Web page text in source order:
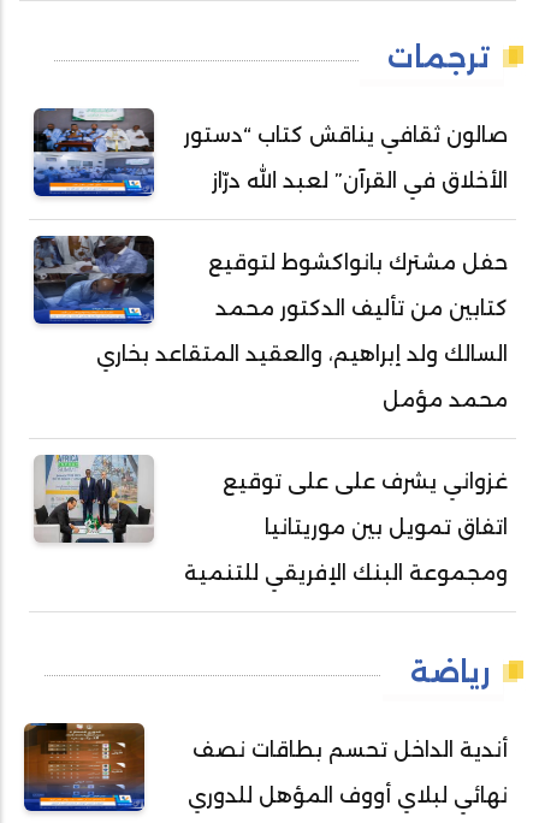
ترجمات
صالون ثقافي يناقش كتاب “دستور
الأخلاق في القرآن” لعبد الله درّاز
حفل مشترك بانواكشوط لتوقيع
كتابين من تأليف الدكتور محمد
السالك ولد إبراهيم، والعقيد المتقاعد بخاري
محمد مؤمل
غزواني يشرف على على توقيع
اتفاق تمويل بين موريتانيا
ومجموعة البنك الإفريقي للتنمية
رياضة
أندية الداخل تحسم بطاقات نصف
نهائي لبلاي أووف المؤهل للدوري